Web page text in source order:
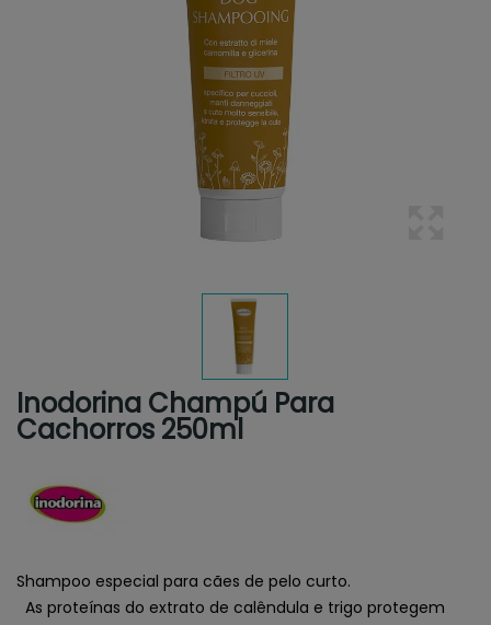
Inodorina Champú Para
Cachorros 250ml
Shampoo especial para cães de pelo curto.
As proteínas do extrato de calêndula e trigo protegem